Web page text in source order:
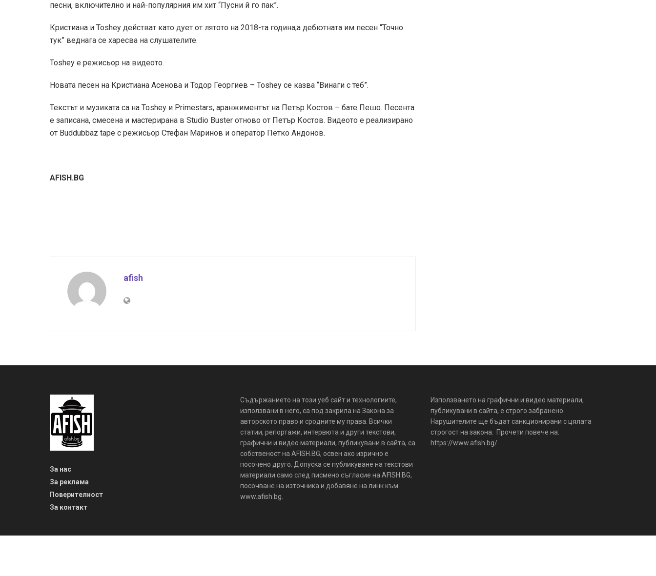
песни, включително и най-популярния им хит “Пусни й го пак”.
Кристиана и Toshey действат като дует от лятото на 2018-та година,а дебютната им песен “Точно
тук” веднага се харесва на слушателите.
Toshey е режисьор на видеото.
Новата песен на Кристиана Асенова и Тодор Георгиев – Toshey се казва “Винаги с теб”.
Текстът и музиката са на Toshey и Primestars, аранжиментът на Петър Костов – бате Пешо. Песента
е записана, смесена и мастерирана в Studio Buster отново от Петър Костов. Видеото е реализирано
от Buddubbaz tape с режисьор Стефан Маринов и оператор Петко Андонов.
AFISH.BG
afish
За нас
За реклама
Поверителност
За контакт
Съдържанието на този уеб сайт и технологиите,
използвани в него, са под закрила на Закона за
авторското право и сродните му права. Всички
статии, репортажи, интервюта и други текстови,
графични и видео материали, публикувани в сайта, са
собственост на AFISH.BG, освен ако изрично е
посочено друго. Допуска се публикуване на текстови
материали само след писмено съгласие на AFISH.BG,
посочване на източника и добавяне на линк към
www.afish.bg.
Използването на графични и видео материали,
публикувани в сайта, е строго забранено.
Нарушителите ще бъдат санкционирани с цялата
строгост на закона. Прочети повече на:
https://www.afish.bg/